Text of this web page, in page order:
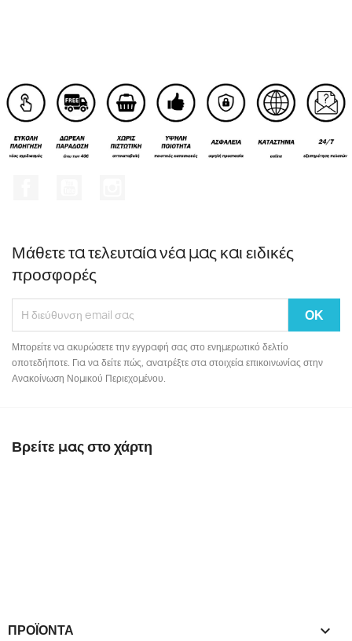
Μάθετε τα τελευταία νέα μας και ειδικές
προσφορές
Μπορείτε να ακυρώσετε την εγγραφή σας στο ενημερωτικό δελτίο
οποτεδήποτε. Για να δείτε πώς, ανατρέξτε στα στοιχεία επικοινωνίας στην
Ανακοίνωση Νομικού Περιεχομένου.
Βρείτε μας στο χάρτη
ΠΡΟΪΌΝΤΑ 